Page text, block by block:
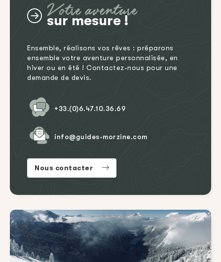
Votre aventure
sur mesure !
Ensemble, réalisons vos rêves : préparons
ensemble votre aventure personnalisée, en
hiver ou en été ! Contactez-nous pour une
demande de devis.
+33.(0)6.47.10.36.69
info@guides-morzine.com
Nous contacter